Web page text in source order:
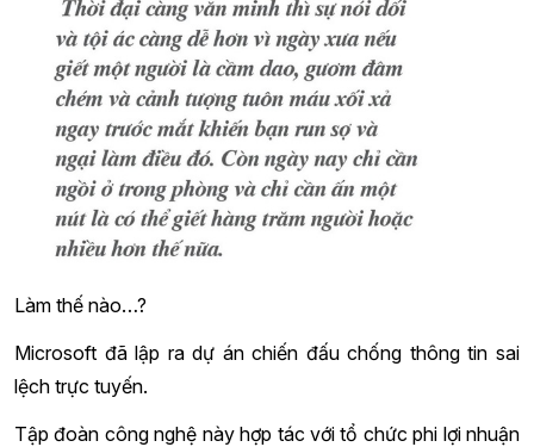
Làm thế nào…?
Microsoft đã lập ra dự án chiến đấu chống thông tin sai
lệch trực tuyến.
Tập đoàn công nghệ này hợp tác với tổ chức phi lợi nhuận